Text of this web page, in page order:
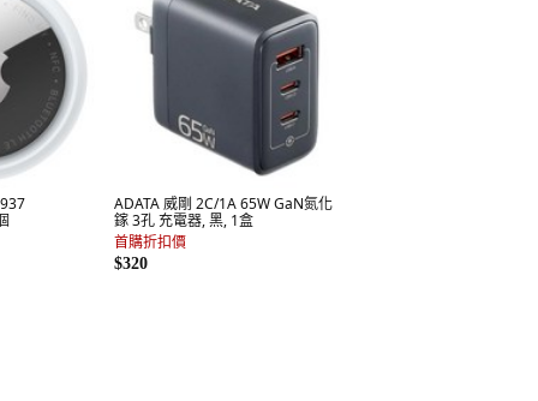
ADATA 威剛 2C/1A 65W GaN氮化
鎵 3孔 充電器, 黑, 1盒
首購折扣價
$320